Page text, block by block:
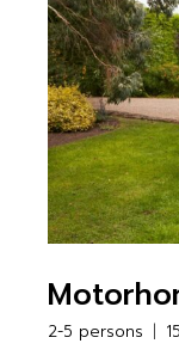
2-5 persons